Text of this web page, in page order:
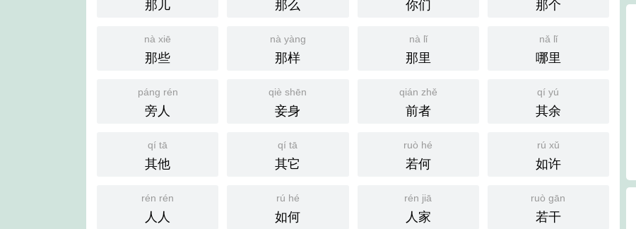
nà xiē
那些
nà yàng
那样
nà lǐ
那里
nǎ lǐ
哪里
páng rén
旁人
qiè shēn
妾身
qián zhě
前者
qí yú
其余
qí tā
其他
qí tā
其它
ruò hé
若何
rú xǔ
如许
rén rén
人人
rú hé
如何
rén jiā
人家
ruò gān
若干